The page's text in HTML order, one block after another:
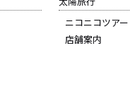
ニコニコツアー
店舗案内